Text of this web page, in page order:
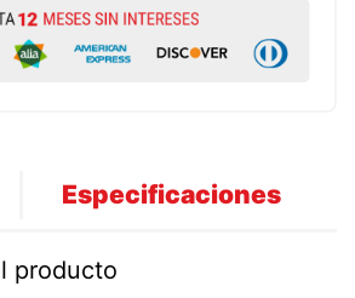
Especificaciones
producto